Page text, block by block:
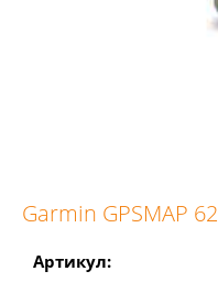
Garmin GPSMAP 62
Артикул: